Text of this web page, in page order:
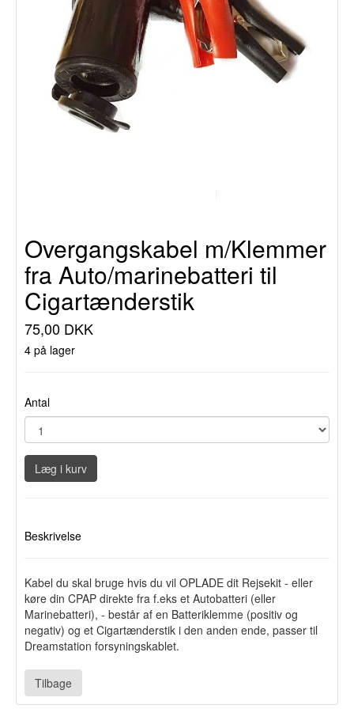
Overgangskabel m/Klemmer
fra Auto/marinebatteri til
Cigartænderstik
75,00 DKK
4 på lager
Antal
Læg i kurv
Beskrivelse
Kabel du skal bruge hvis du vil OPLADE dit Rejsekit - eller
køre din CPAP direkte fra f.eks et Autobatteri (eller
Marinebatteri), - består af en Batteriklemme (positiv og
negativ) og et Cigartænderstik i den anden ende, passer til
Dreamstation forsyningskablet.
Tilbage